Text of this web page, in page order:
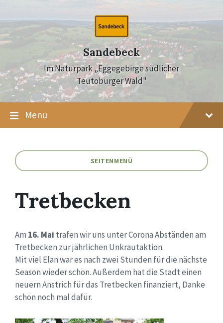
content
main
navigation
footer
Sandebeck
Im Naturpark „Eggegebirge südlicher
Teutoburger Wald"
Menu
SEITENMENÜ
Tretbecken
Am 16. Mai trafen wir uns unter Corona Abständen am
Tretbecken zur jährlichen Unkrautaktion.
Mit viel Elan war es nach zwei Stunden für die nächste
Season wieder schön. Außerdem hat die Stadt einen
neuern Anstrich für das Tretbecken finanziert, Danke
schön noch mal dafür.